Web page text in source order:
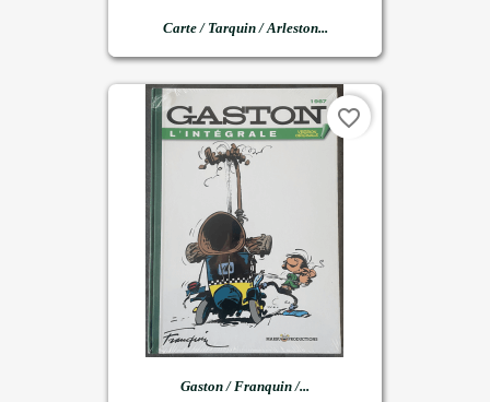
Carte / Tarquin / Arleston...
Gaston / Franquin /...
favorite_border